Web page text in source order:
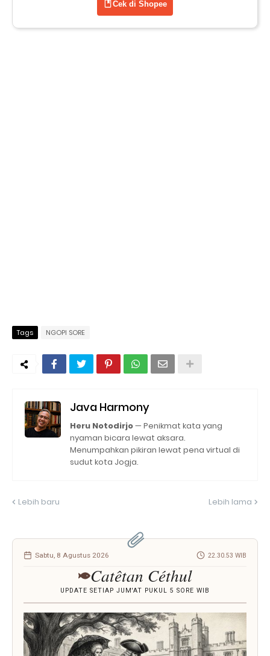
Cek di Shopee
Tags NGOPI SORE
Java Harmony
Heru Notodirjo— Penikmat kata yang
nyaman bicara lewat aksara.
Menumpahkan pikiran lewat pena virtual di
sudut kota Jogja.
Lebih baru Lebih lama
Sabtu, 8 Agustus 2026 22.30.53 WIB
Catêtan Céthul
UPDATE SETIAP JUM'AT PUKUL 5 SORE WIB